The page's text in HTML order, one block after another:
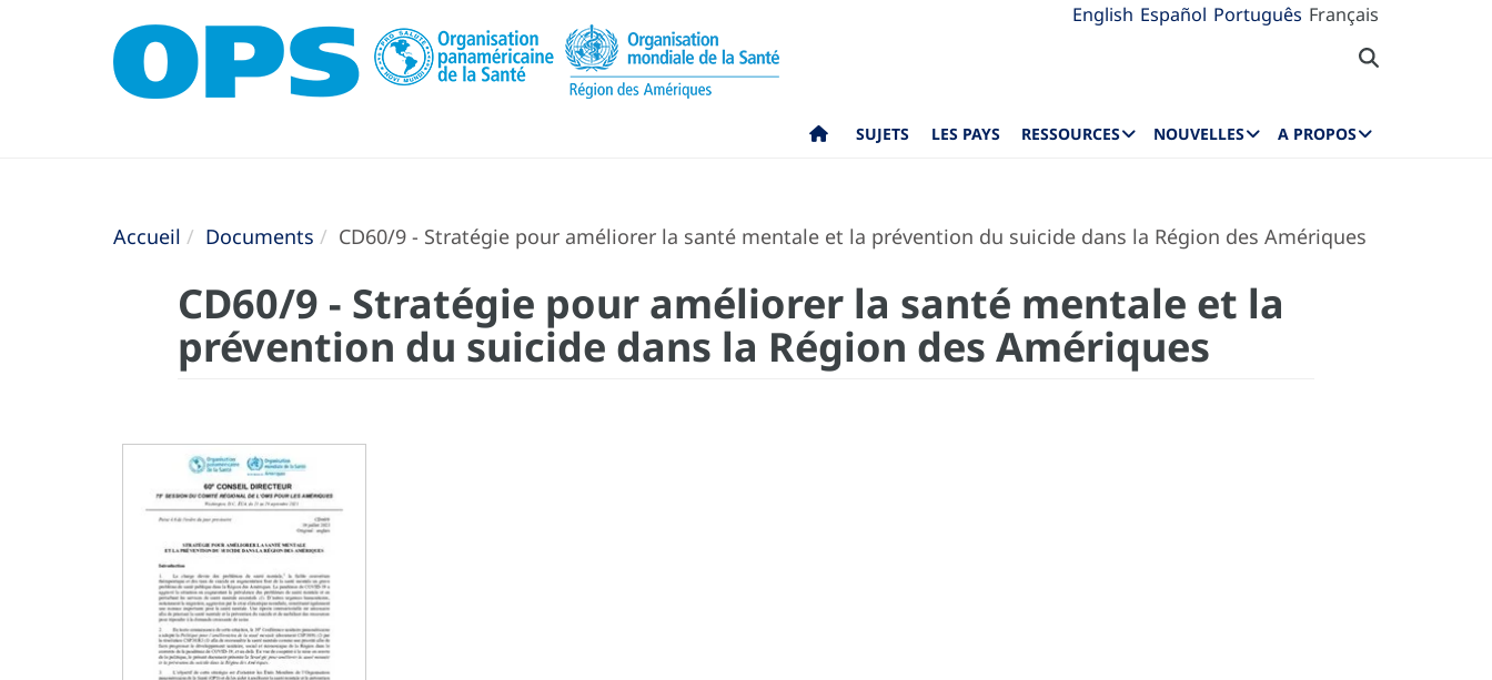
English Español Português Français
SUJETS LES PAYS RESSOURCES NOUVELLES A PROPOS
Accueil Documents CD60/9 - Stratégie pour améliorer la santé mentale et la prévention du suicide dans la Région des Amériques
CD60/9 - Stratégie pour améliorer la santé mentale et la
prévention du suicide dans la Région des Amériques